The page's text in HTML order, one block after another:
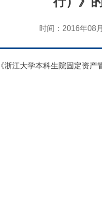
时间：2016年08
浙江大学本科生院固定资产